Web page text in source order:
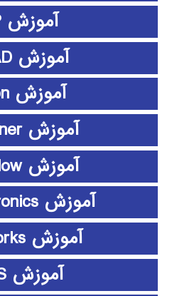
آموزش PHP
آموزش PSCAD
آموزش python
آموزش rapidminer
آموزش ShowFlow
آموزش SimElectronics
آموزش SolidWorks
آموزش SPSS